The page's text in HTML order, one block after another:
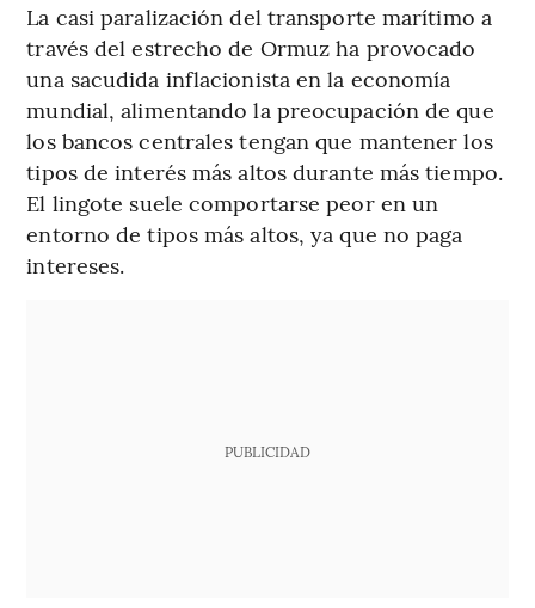
La casi paralización del transporte marítimo a
través del estrecho de Ormuz ha provocado
una sacudida inflacionista en la economía
mundial, alimentando la preocupación de que
los bancos centrales tengan que mantener los
tipos de interés más altos durante más tiempo.
El lingote suele comportarse peor en un
entorno de tipos más altos, ya que no paga
intereses.
PUBLICIDAD